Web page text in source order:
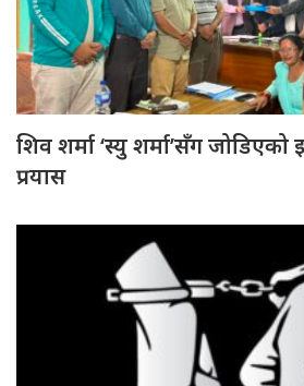
शिव शर्मा ‘स्यु शर्मा’सँग जोडिएको
प्रयास